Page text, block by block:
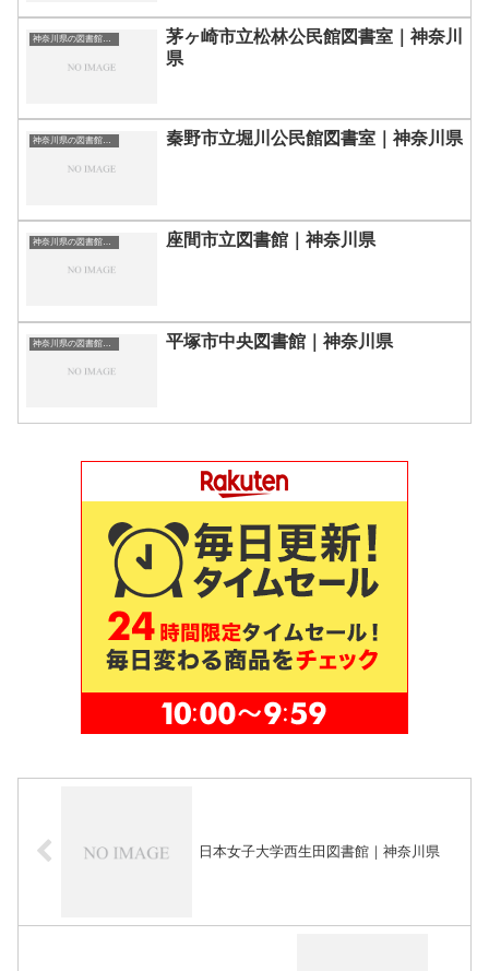
神奈川県の図書館｜勉強できる場所
茅ヶ崎市立松林公民館図書室｜神奈川
県
神奈川県の図書館｜勉強できる場所 秦野市立堀川公民館図書室｜神奈川県
神奈川県の図書館｜勉強できる場所 座間市立図書館｜神奈川県
神奈川県の図書館｜勉強できる場所 平塚市中央図書館｜神奈川県
日本女子大学西生田図書館｜神奈川県